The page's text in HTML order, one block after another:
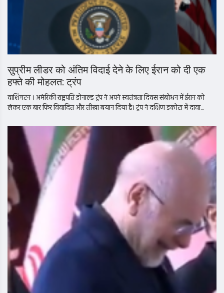
सुप्रीम लीडर को अंतिम विदाई देने के लिए ईरान को दी एक
हफ्ते की मोहलत: ट्रंप
वाशिंगटन । अमेरिकी राष्ट्रपति डोनाल्ड ट्रंप ने अपने स्वतंत्रता दिवस संबोधन में ईरान को
लेकर एक बार फिर विवादित और तीखा बयान दिया है। ट्रंप ने दक्षिण डकोटा में दावा...